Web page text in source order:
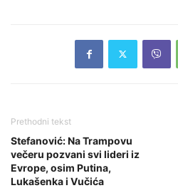
Prethodni tekst
Stefanović: Na Trampovu
večeru pozvani svi lideri iz
Evrope, osim Putina,
Lukašenka i Vučića